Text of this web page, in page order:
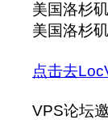
美国洛杉
美国洛杉
点击去
VPS论坛